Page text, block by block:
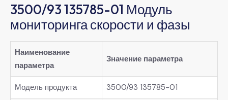
3500/93 135785-01 Модуль
мониторинга скорости и фазы
Наименование
параметра
Значение параметра
Модель продукта 3500/93 135785-01